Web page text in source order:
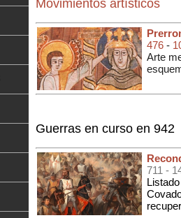
Movimientos artísticos
476 -
Arte
Guerras en curso en 942
711 -